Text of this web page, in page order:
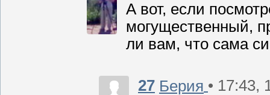
А вот, если
могущественный,
ли вам, что сама
27 Берия • 17:43,